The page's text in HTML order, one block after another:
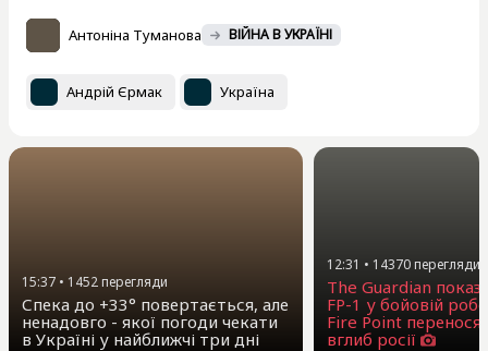
Антоніна Туманова ВІЙНА В УКРАЇНІ
Андрій Єрмак Україна
15:37 • 1452перегляди
Спека до +33° повертається, але
ненадовго - якої погоди чекати
в Україні у найближчі три дні
12:31 • 14370перегляди
The Guardian
FP-1 у бойовій
Fire Point
вглиб росії